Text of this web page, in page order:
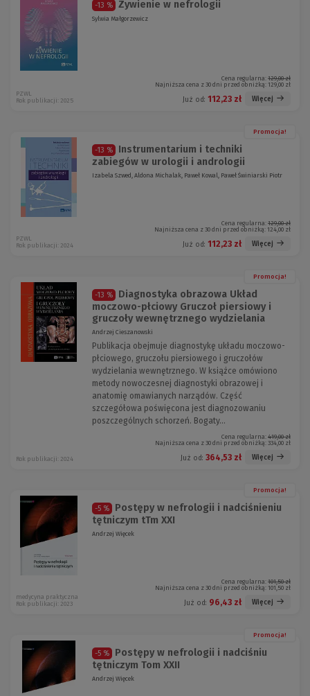
-13 % Żywienie w nefrologii
Sylwia Małgorzewicz
Cena regularna: 129,00 zł
Najniższa cena z 30 dni przed obniżką: 129,00 zł
Już od: 112,23 zł Więcej
PZWL
Rok publikacji: 2025
Promocja!
-13 %
Instrumentarium i techniki
zabiegów w urologii i andrologii
Izabela Szwed, Aldona Michalak, Paweł Kowal, Paweł Świniarski Piotr
Cena regularna: 129,00 zł
Najniższa cena z 30 dni przed obniżką: 124,00 zł
Już od: 112,23 zł Więcej
PZWL
Rok publikacji: 2024
Promocja!
-13 %
Diagnostyka obrazowa Układ
moczowo-płciowy Gruczoł piersiowy i
gruczoły wewnętrznego wydzielania
Andrzej Cieszanowski
Publikacja obejmuje diagnostykę układu moczowo-
płciowego, gruczołu piersiowego i gruczołów
wydzielania wewnętrznego. W książce omówiono
metody nowoczesnej diagnostyki obrazowej i
anatomię omawianych narządów. Część
szczegółowa poświęcona jest diagnozowaniu
poszczególnych schorzeń. Bogaty...
Cena regularna: 419,00 zł
Najniższa cena z 30 dni przed obniżką: 334,00 zł
Już od: 364,53 zł Więcej
Rok publikacji: 2024
Promocja!
-5 %
Postępy w nefrologii i nadciśnieniu
tętniczym tTm XXI
Andrzej Więcek
Cena regularna: 101,50 zł
Najniższa cena z 30 dni przed obniżką: 101,50 zł
Już od: 96,43 zł Więcej
medycyna praktyczna
Rok publikacji: 2023
Promocja!
-5 %
Postępy w nefrologii i nadciśniu
tętniczym Tom XXII
Andrzej Więcek